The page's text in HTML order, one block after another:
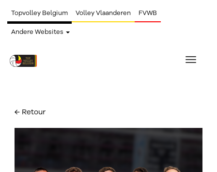
Topvolley Belgium Volley Vlaanderen FVWB
Andere Websites
Toggle
← Retour